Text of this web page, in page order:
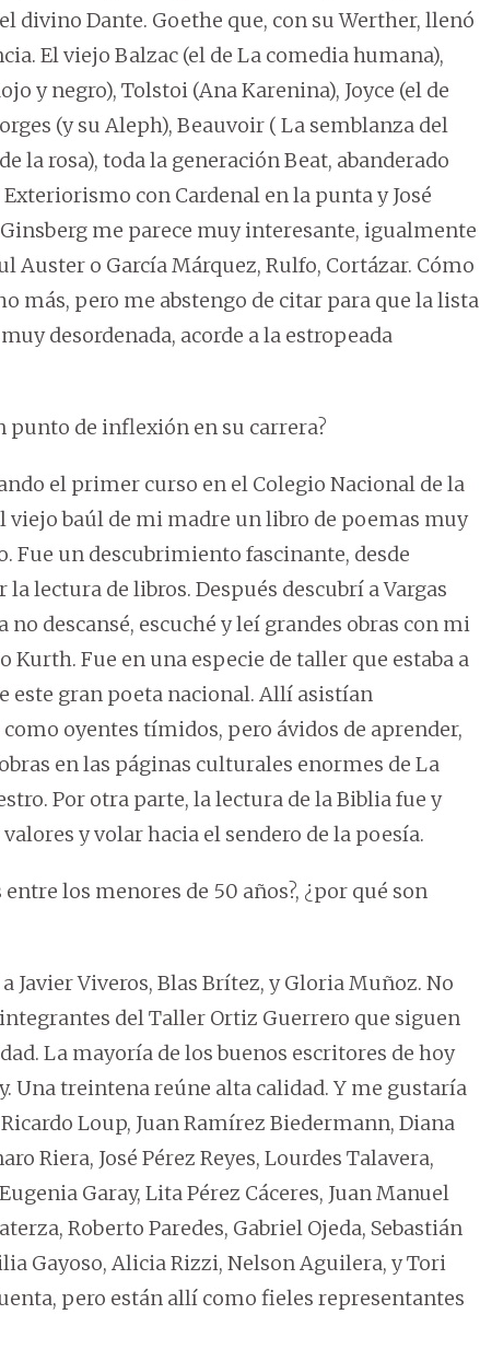
divino Dante. Goethe que, con su Werther, llenó
El viejo Balzac (el de La comedia humana),
y negro), Tolstoi (Ana Karenina), Joyce (el de
(y su Aleph), Beauvoir ( La semblanza del
la rosa), toda la generación Beat, abanderado
con Cardenal en la punta y José
me parece muy interesante, igualmente
Auster o García Márquez, Rulfo, Cortázar. Cómo
más, pero me abstengo de citar para que la lista
desordenada, acorde a la estropeada
punto de inflexión en su carrera?
el primer curso en el Colegio Nacional de la
viejo baúl de mi madre un libro de poemas muy
Fue un descubrimiento fascinante, desde
lectura de libros. Después descubrí a Vargas
descansé, escuché y leí grandes obras con mi
Fue en una especie de taller que estaba a
este gran poeta nacional. Allí asistían
oyentes tímidos, pero ávidos de aprender,
en las páginas culturales enormes de La
Por otra parte, la lectura de la Biblia fue y
y volar hacia el sendero de la poesía.
los menores de 50 años?, ¿por qué son
Javier Viveros, Blas Brítez, y Gloria Muñoz. No
del Taller Ortiz Guerrero que siguen
La mayoría de los buenos escritores de hoy
Una treintena reúne alta calidad. Y me gustaría
Loup, Juan Ramírez Biedermann, Diana
Riera, José Pérez Reyes, Lourdes Talavera,
Garay, Lita Pérez Cáceres, Juan Manuel
Roberto Paredes, Gabriel Ojeda, Sebastián
Gayoso, Alicia Rizzi, Nelson Aguilera, y Tori
pero están allí como fieles representantes